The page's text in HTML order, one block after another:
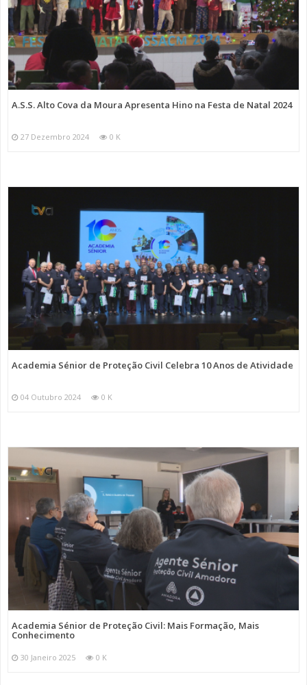
A.S.S. Alto Cova da Moura Apresenta Hino na Festa de Natal 2024
27 Dezembro 2024 0 K
Academia Sénior de Proteção Civil Celebra 10 Anos de Atividade
04 Outubro 2024 0 K
Academia Sénior de Proteção Civil: Mais Formação, Mais
Conhecimento
30 Janeiro 2025 0 K